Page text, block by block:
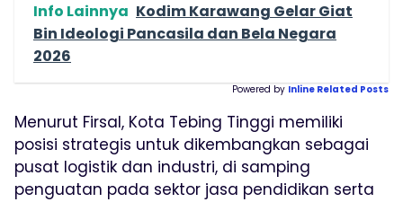
Info Lainnya Kodim Karawang Gelar Giat
Bin Ideologi Pancasila dan Bela Negara
2026
Powered by Inline Related Posts
Menurut Firsal, Kota Tebing Tinggi memiliki
posisi strategis untuk dikembangkan sebagai
pusat logistik dan industri, di samping
penguatan pada sektor jasa pendidikan serta